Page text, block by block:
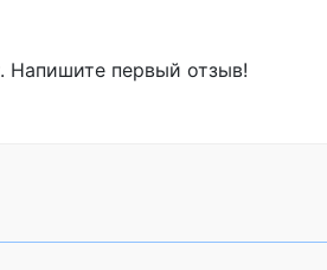
Напишите первый отзыв!